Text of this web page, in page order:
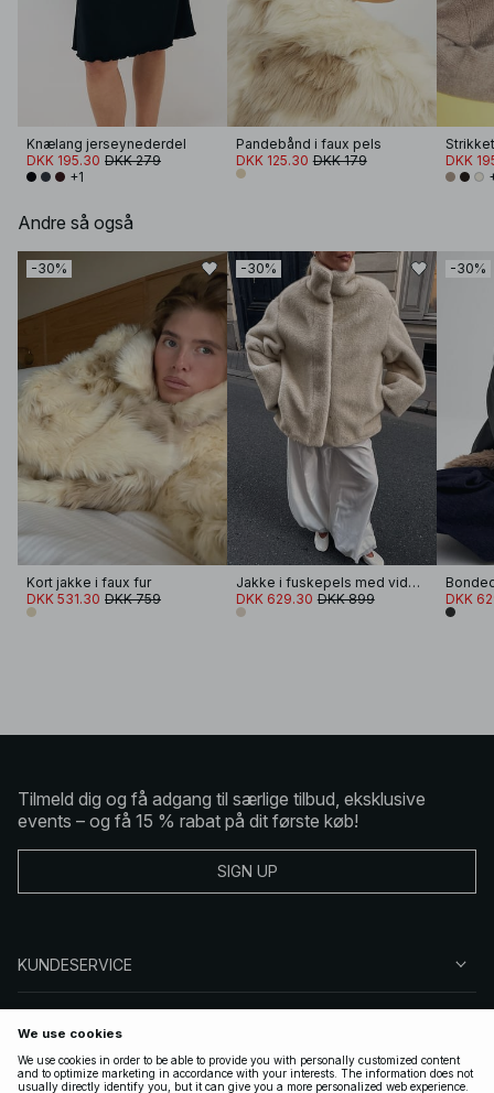
Knælang jerseynederdel
DKK 195.30 DKK 279
+1
Pandebånd i faux pels
DKK 125.30 DKK 179
DKK
Andre så også
-30%
Kort jakke i faux fur
DKK 531.30 DKK 759
-30%
Jakke i fuskepels med vide ermer
DKK 629.30 DKK 899
-30%
DKK
Tilmeld dig og få adgang til særlige tilbud, eksklusive
events – og få 15 % rabat på dit første køb!
SIGN UP
KUNDESERVICE
FØLG OS